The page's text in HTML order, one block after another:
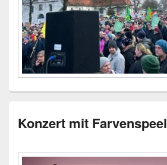
Konzert mit Farvenspeel